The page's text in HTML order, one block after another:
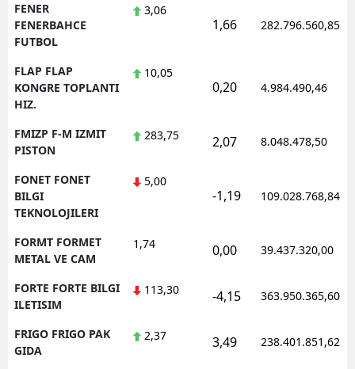
FENER
FENERBAHCE
FUTBOL
3,06
1,66 282.796.560,85
FLAP FLAP
KONGRE TOPLANTI
HIZ.
10,05
0,20 4.984.490,46
FMIZP F-M IZMIT
PISTON
283,75 2,07 8.048.478,50
FONET FONET
BILGI
TEKNOLOJILERI
5,00
-1,19 109.028.768,84
FORMT FORMET
METAL VE CAM
1,74 0,00 39.437.320,00
FORTE FORTE BILGI
ILETISIM
113,30 -4,15 363.950.365,60
FRIGO FRIGO PAK
GIDA
2,37 3,49 238.401.851,62